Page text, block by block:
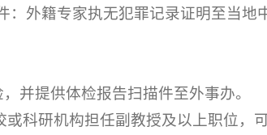
：外籍专家执无犯罪记录证明至当地
并提供体检报告扫描件至外事办。
科研机构担任副教授及以上职位，